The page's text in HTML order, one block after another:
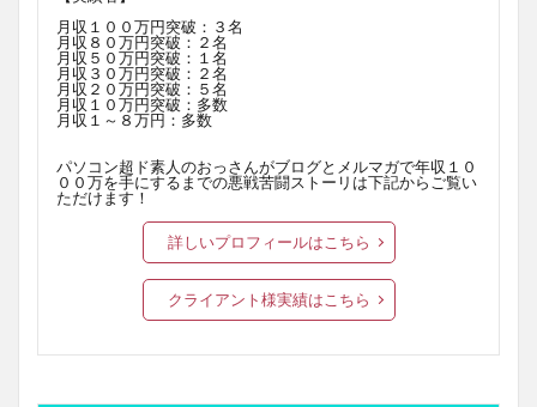
月収１００万円突破：３名
月収８０万円突破：２名
月収５０万円突破：１名
月収３０万円突破：２名
月収２０万円突破：５名
月収１０万円突破：多数
月収１～８万円：多数
パソコン超ド素人のおっさんがブログとメルマガで年収１０
００万を手にするまでの悪戦苦闘ストーリは下記からご覧い
ただけます！
詳しいプロフィールはこちら
クライアント様実績はこちら